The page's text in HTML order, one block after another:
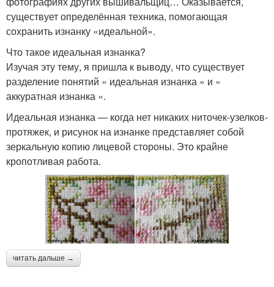
существует определённая техника, помогающая
сохранить изнанку «идеальной».
Что такое идеальная изнанка?
Изучая эту тему, я пришла к выводу, что существует
разделение понятий « идеальная изнанка » и «
аккуратная изнанка «.
Идеальная изнанка — когда нет никаких ниточек-узелков-
протяжек, и рисунок на изнанке представляет собой
зеркальную копию лицевой стороны. Это крайне
кропотливая работа.
читать дальше →